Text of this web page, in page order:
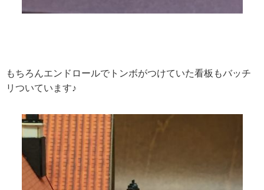
もちろんエンドロールでトンボがつけていた看板もバッチ
リついています♪